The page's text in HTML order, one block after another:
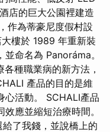
店的巨大公園裡建造
作為蒂豪尼度假村設
樓於 1989 年重新裝
命名為 Panoráma。
種職業病的新方法，
產品的目的是維
心活動。 SCHALI產品
應並縮短治療時間。
了我錢，並說橋上的